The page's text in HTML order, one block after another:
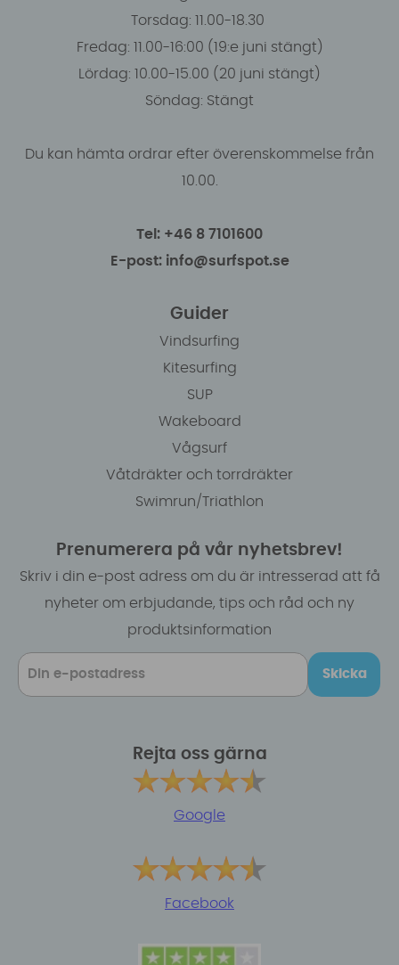
Torsdag: 11.00-18.30
Fredag: 11.00-16:00 (19:e juni stängt)
Lördag: 10.00-15.00 (20 juni stängt)
Söndag: Stängt
Du kan hämta ordrar efter överenskommelse från
10.00.
Tel: +46 8 7101600
E-post: info@surfspot.se
Guider
Vindsurfing
Kitesurfing
SUP
Wakeboard
Vågsurf
Våtdräkter och torrdräkter
Swimrun/Triathlon
Prenumerera på vår nyhetsbrev!
Skriv i din e-post adress om du är intresserad att få
nyheter om erbjudande, tips och råd och ny
produktsinformation
Skicka
Rejta oss gärna
Google
Facebook